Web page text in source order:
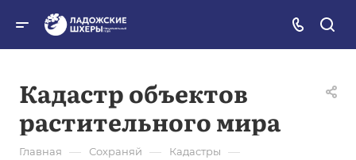
Кадастр объектов
растительного мира
Главная — Сохраняй — Кадастры —